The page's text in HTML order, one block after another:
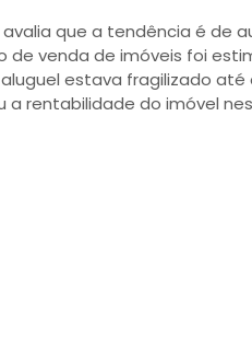
avalia que a tendência é de
de venda de imóveis foi
estava fragilizado até
a rentabilidade do imóvel